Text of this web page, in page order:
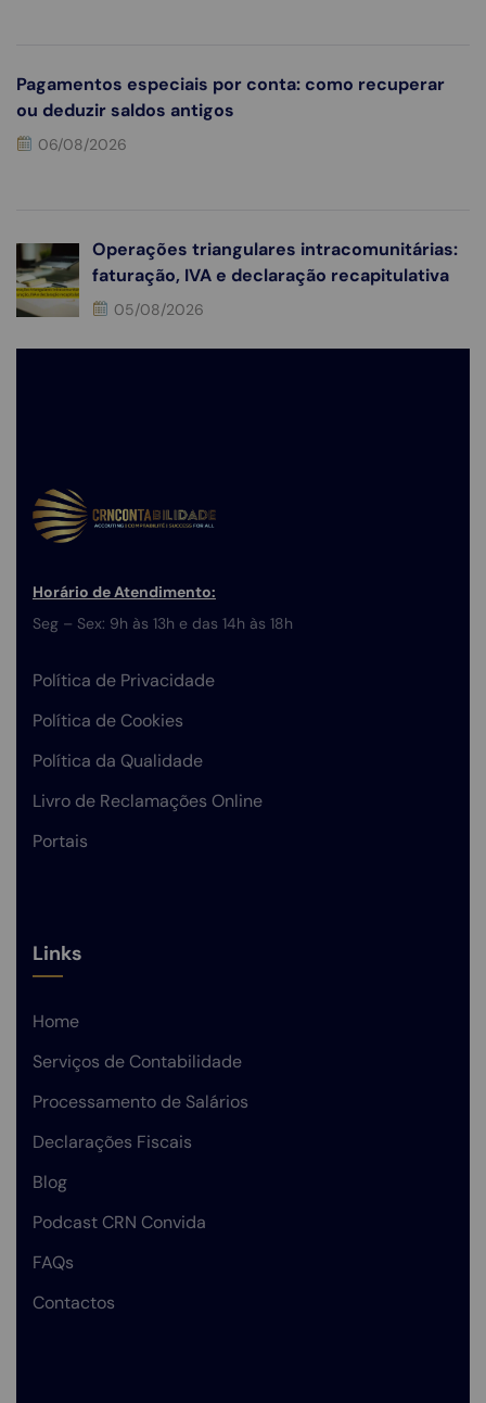
Pagamentos especiais por conta: como recuperar
ou deduzir saldos antigos
06/08/2026
Operações triangulares intracomunitárias:
faturação, IVA e declaração recapitulativa
05/08/2026
Horário de Atendimento:
Seg – Sex: 9h às 13h e das 14h às 18h
Política de Privacidade
Política de Cookies
Política da Qualidade
Livro de Reclamações Online
Portais
Links
Home
Serviços de Contabilidade
Processamento de Salários
Declarações Fiscais
Blog
Podcast CRN Convida
FAQs
Contactos